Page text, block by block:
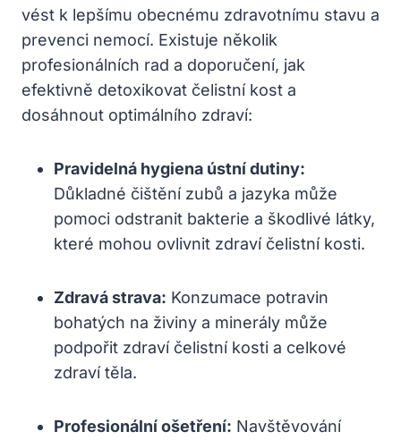
vést k lepšímu obecnému zdravotnímu stavu a
prevenci nemocí. Existuje několik
profesionálních rad a doporučení, jak
efektivně detoxikovat čelistní kost a
dosáhnout optimálního zdraví:
Pravidelná hygiena ústní dutiny:
Důkladné čištění zubů a jazyka může
pomoci odstranit bakterie a škodlivé látky,
které mohou ovlivnit zdraví čelistní kosti.
Zdravá strava: Konzumace potravin
bohatých na živiny a minerály může
podpořit zdraví čelistní kosti a celkové
zdraví těla.
Profesionální ošetření: Navštěvování